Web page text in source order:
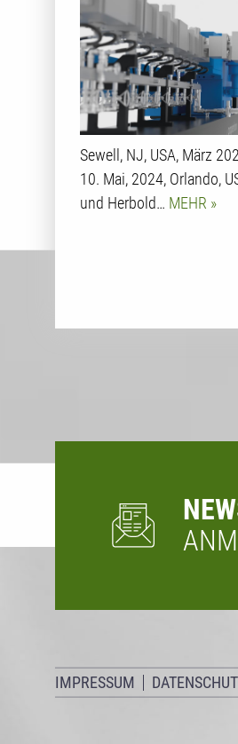
Sewell, NJ, USA, März
10. Mai, 2024, Orlando,
und Herbold… MEHR
IMPRESSUM